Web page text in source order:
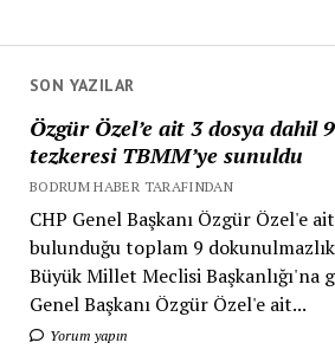
SON YAZILAR
Özgür Özel’e ait 3 dosya dahil
tezkeresi TBMM’ye sunuldu
BODRUM HABER TARAFINDAN
CHP Genel Başkanı Özgür Özel'e
bulunduğu toplam 9
Büyük Millet Meclisi Başkanlığı'na
Genel Başkanı Özgür Özel'e ait...
Yorum yapın